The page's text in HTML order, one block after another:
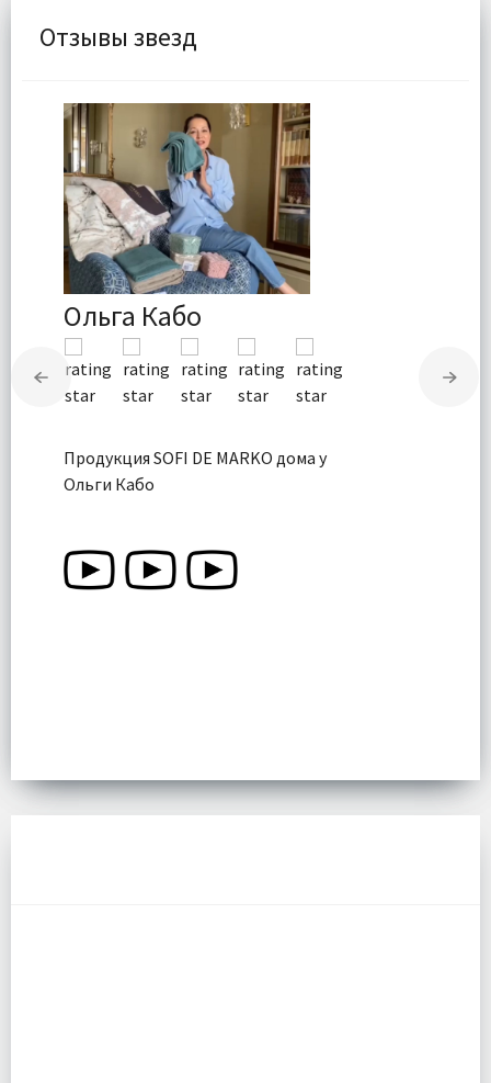
Отзывы звезд
Ольга Кабо
Продукция SOFI DE MARKO дома у
Ольги Кабо